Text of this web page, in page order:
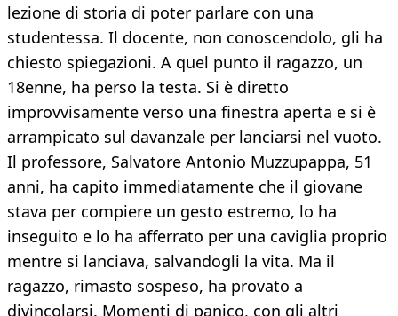
lezione di storia di poter parlare con una
studentessa. Il docente, non conoscendolo, gli ha
chiesto spiegazioni. A quel punto il ragazzo, un
18enne, ha perso la testa. Si è diretto
improvvisamente verso una finestra aperta e si è
arrampicato sul davanzale per lanciarsi nel vuoto.
Il professore, Salvatore Antonio Muzzupappa, 51
anni, ha capito immediatamente che il giovane
stava per compiere un gesto estremo, lo ha
inseguito e lo ha afferrato per una caviglia proprio
mentre si lanciava, salvandogli la vita. Ma il
ragazzo, rimasto sospeso, ha provato a
divincolarsi. Momenti di panico, con gli altri